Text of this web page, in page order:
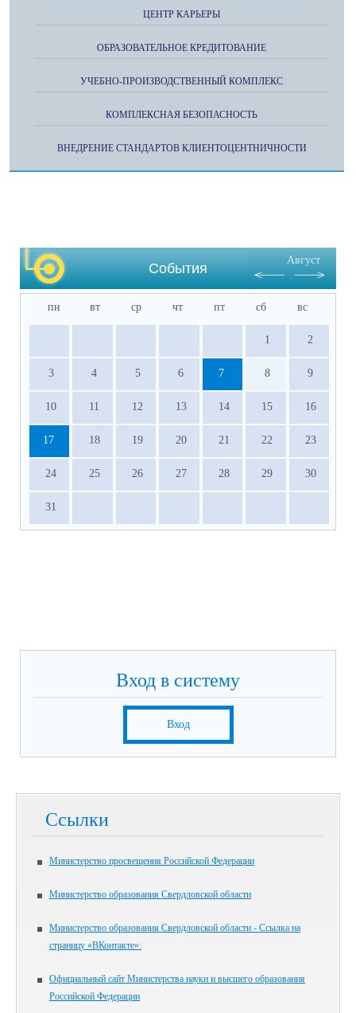
ЦЕНТР КАРЬЕРЫ
ОБРАЗОВАТЕЛЬНОЕ КРЕДИТОВАНИЕ
УЧЕБНО-ПРОИЗВОДСТВЕННЫЙ КОМПЛЕКС
КОМПЛЕКСНАЯ БЕЗОПАСНОСТЬ
ВНЕДРЕНИЕ СТАНДАРТОВ КЛИЕНТОЦЕНТНИЧНОСТИ
События
Август
пн вт ср чт пт сб вс
1 2
3 4 5 6 7 8 9
10 11 12 13 14 15 16
17 18 19 20 21 22 23
24 25 26 27 28 29 30
31
Вход в систему
Вход
Ссылки
Министерство просвещения Российской Федерации
Министерство образования Свердловской области
Министерство образования Свердловской области - Ссылка на
страницу «ВКонтакте»:
Официальный сайт Министерства науки и высшего образования
Российской Федерации